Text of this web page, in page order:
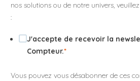
nos solutions ou de notre univers,
:
J'accepte de recevoir la
Compteur.*
Vous pouvez vous désabonner de ces